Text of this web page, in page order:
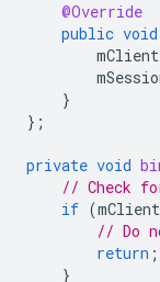
@Override
public void
mClient
}
};
private void
// Check
if (mClient
// Do
return ;
}